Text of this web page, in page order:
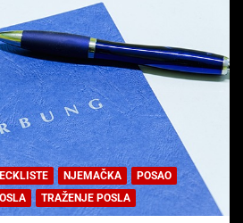
NJEMAČKA
POSAO
TRAŽENJE POSLA